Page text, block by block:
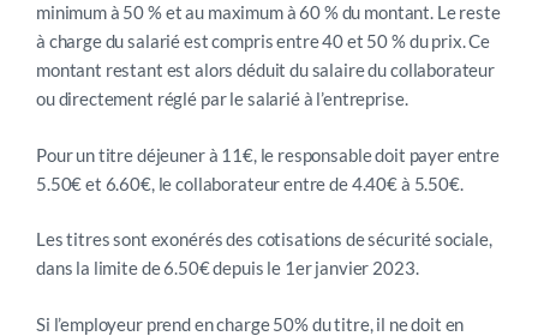
minimum à 50 % et au maximum à 60 % du montant. Le reste
à charge du salarié est compris entre 40 et 50 % du prix. Ce
montant restant est alors déduit du salaire du collaborateur
ou directement réglé par le salarié à l’entreprise.
Pour un titre déjeuner à 11€, le responsable doit payer entre
5.50€ et 6.60€, le collaborateur entre de 4.40€ à 5.50€.
Les titres sont exonérés des cotisations de sécurité sociale,
dans la limite de 6.50€ depuis le 1er janvier 2023.
Si l’employeur prend en charge 50% du titre, il ne doit en